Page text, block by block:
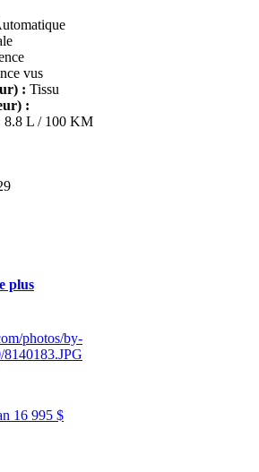
vus
: Tissu
:
8.8 L / 100 KM
plus
photos/by-
16 995 $